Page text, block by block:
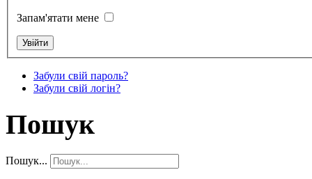
Запам'ятати мене
Забули свій пароль?
Забули свій логін?
Пошук
Пошук...